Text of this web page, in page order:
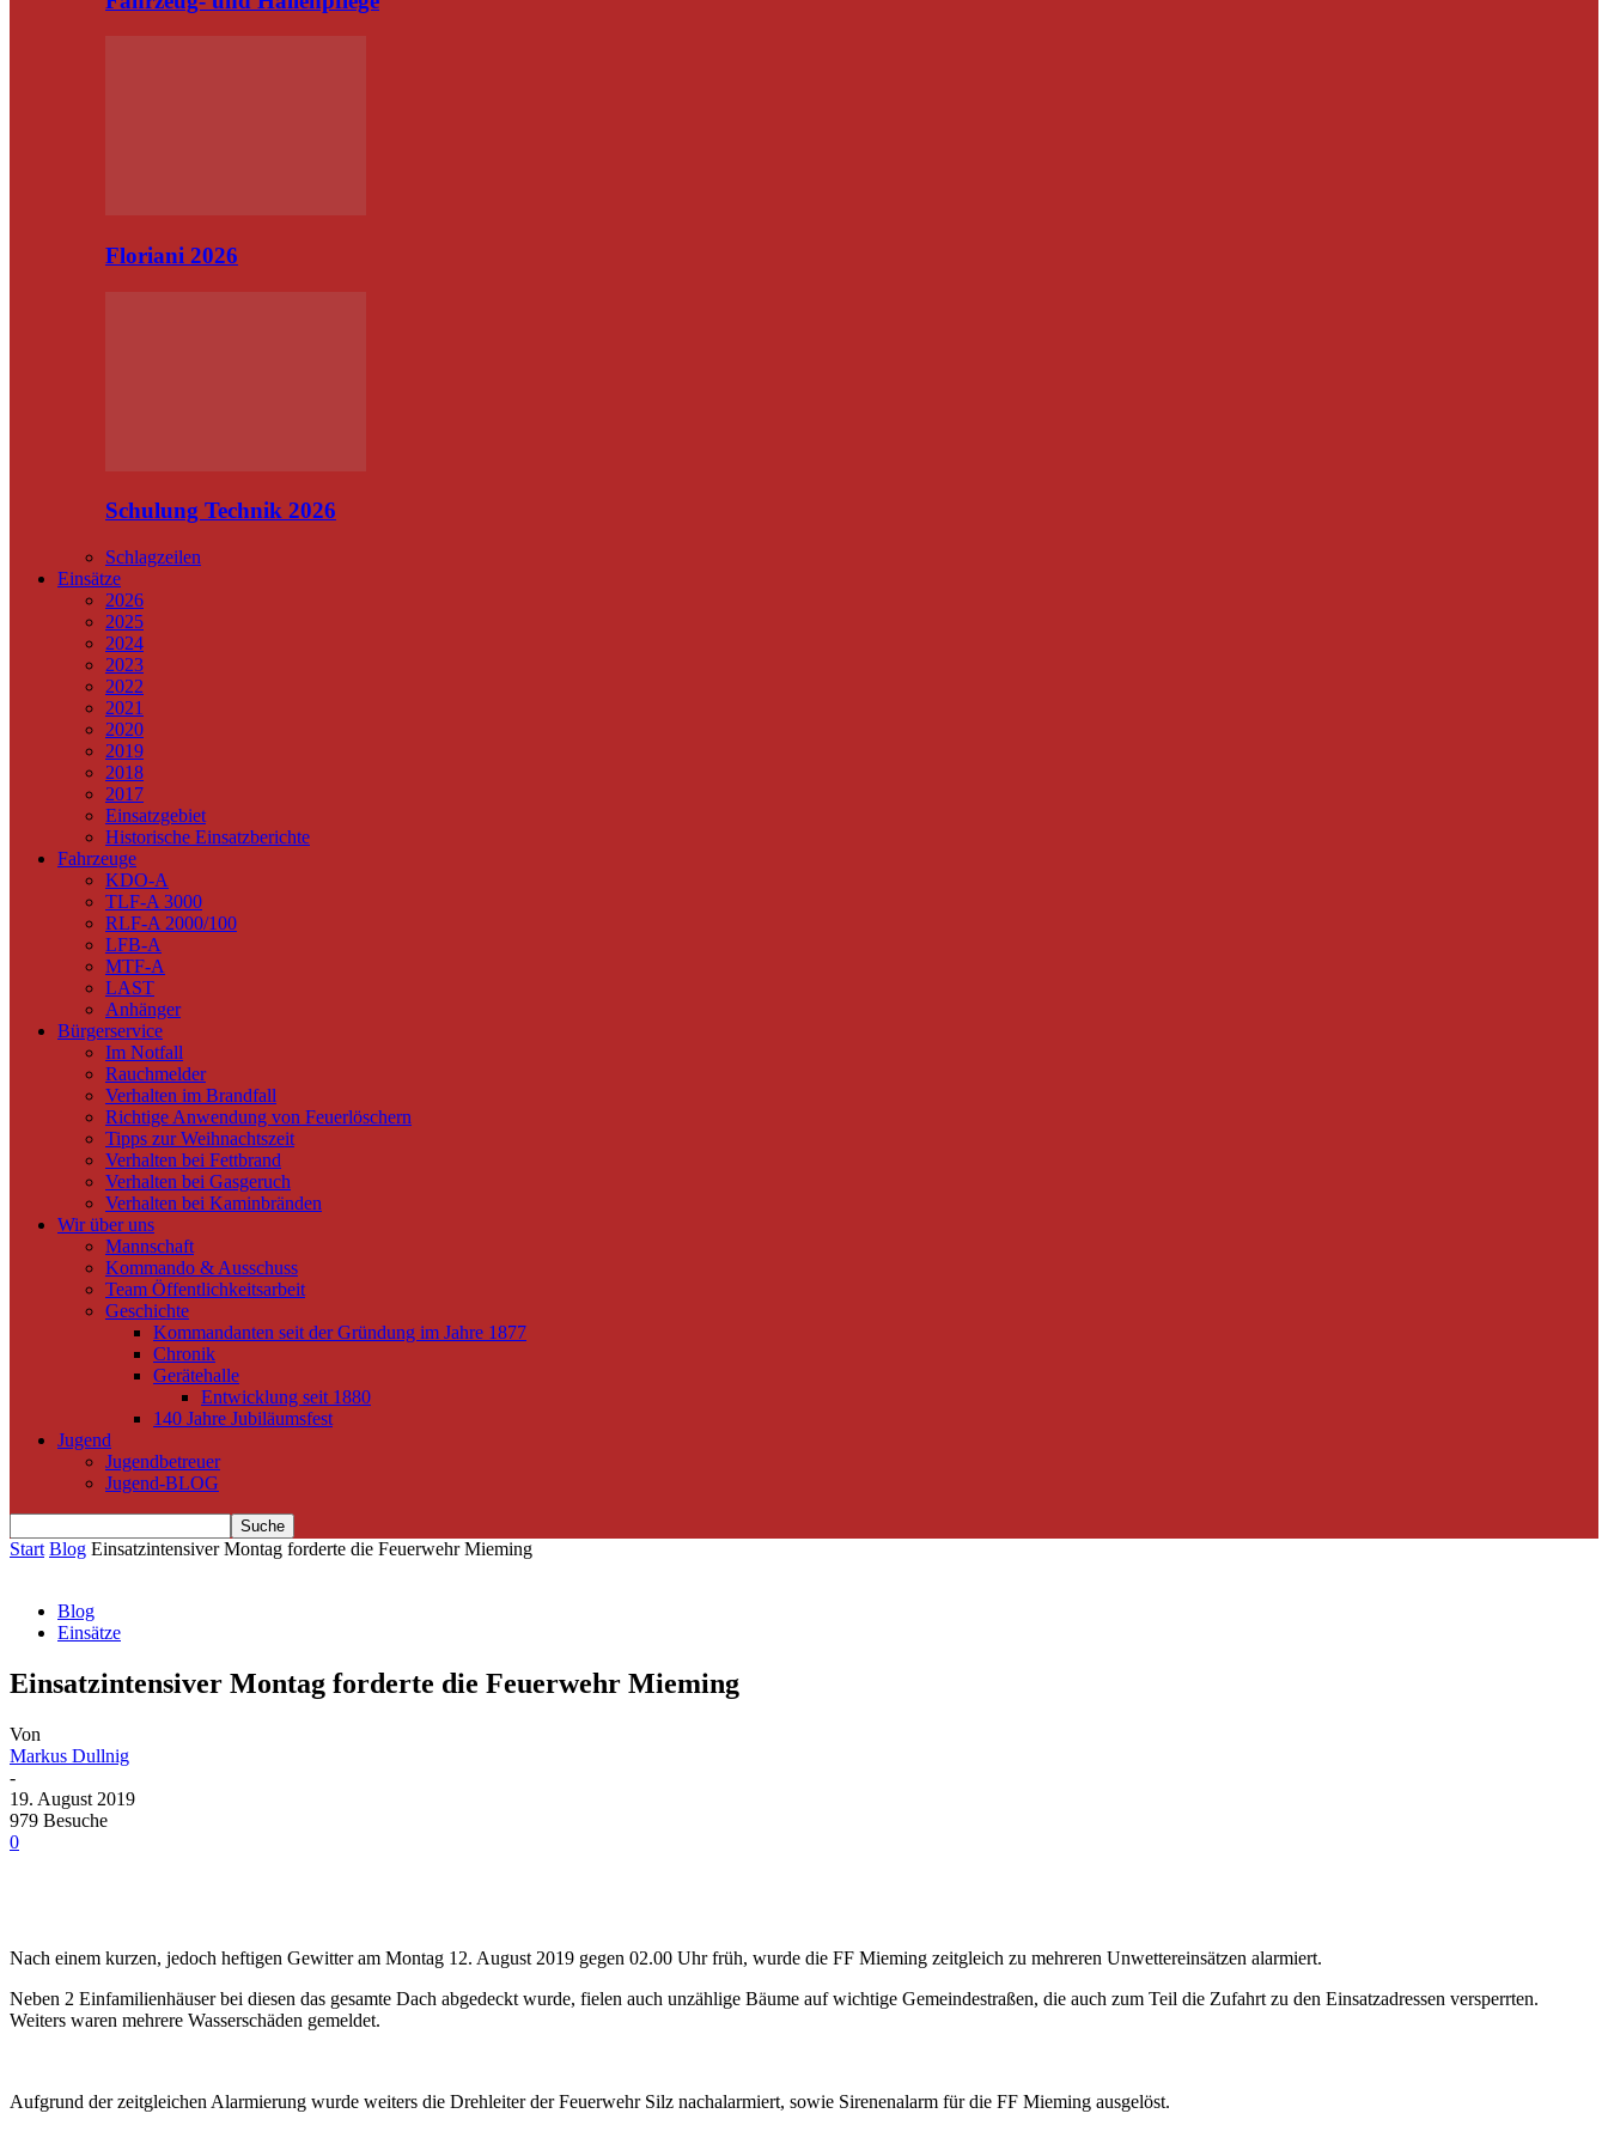
Floriani 2026
Schulung Technik 2026
Schlagzeilen
Einsätze
2026
2025
2024
2023
2022
2021
2020
2019
2018
2017
Einsatzgebiet
Historische Einsatzberichte
Fahrzeuge
KDO-A
TLF-A 3000
RLF-A 2000/100
LFB-A
MTF-A
LAST
Anhänger
Bürgerservice
Im Notfall
Rauchmelder
Verhalten im Brandfall
Richtige Anwendung von Feuerlöschern
Tipps zur Weihnachtszeit
Verhalten bei Fettbrand
Verhalten bei Gasgeruch
Verhalten bei Kaminbränden
Wir über uns
Mannschaft
Kommando & Ausschuss
Team Öffentlichkeitsarbeit
Geschichte
Kommandanten seit der Gründung im Jahre 1877
Chronik
Gerätehalle
Entwicklung seit 1880
140 Jahre Jubiläumsfest
Jugend
Jugendbetreuer
Jugend-BLOG
Start Blog Einsatzintensiver Montag forderte die Feuerwehr Mieming
Blog
Einsätze
Einsatzintensiver Montag forderte die Feuerwehr Mieming
Von
Markus Dullnig
-
19. August 2019
979 Besuche
0
Nach einem kurzen, jedoch heftigen Gewitter am Montag 12. August 2019 gegen 02.00 Uhr früh, wurde die FF Mieming zeitgleich zu mehreren Unwettereinsätzen alarmiert.
Neben 2 Einfamilienhäuser bei diesen das gesamte Dach abgedeckt wurde, fielen auch unzählige Bäume auf wichtige Gemeindestraßen, die auch zum Teil die Zufahrt zu den Einsatzadressen versperrten.
Weiters waren mehrere Wasserschäden gemeldet.
Aufgrund der zeitgleichen Alarmierung wurde weiters die Drehleiter der Feuerwehr Silz nachalarmiert, sowie Sirenenalarm für die FF Mieming ausgelöst.